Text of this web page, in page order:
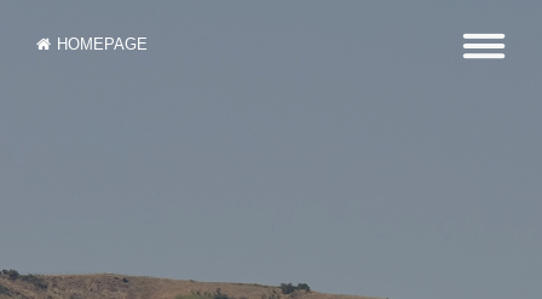
HOMEPAGE